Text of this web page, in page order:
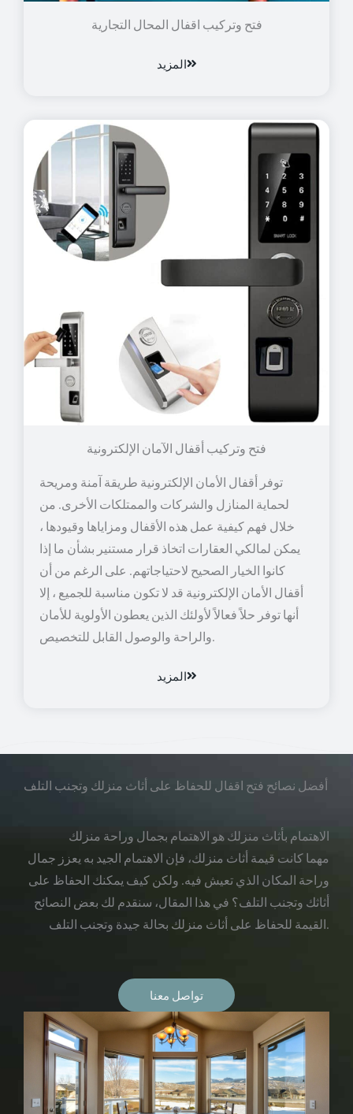
فتح وتركيب اقفال المحال التجارية
المزيد
توفر أقفال الأمان الإلكترونية طريقة آمنة ومريحة
لحماية المنازل والشركات والممتلكات الأخرى. من
خلال فهم كيفية عمل هذه الأقفال ومزاياها وقيودها ،
يمكن لمالكي العقارات اتخاذ قرار مستنير بشأن ما إذا
كانوا الخيار الصحيح لاحتياجاتهم. على الرغم من أن
أقفال الأمان الإلكترونية قد لا تكون مناسبة للجميع ، إلا
أنها توفر حلاً فعالاً لأولئك الذين يعطون الأولوية للأمان
والراحة والوصول القابل للتخصيص.
المزيد
أفضل نصائح فتح اقفال للحفاظ على أثاث منزلك وتجنب التلف
الاهتمام بأثاث منزلك هو الاهتمام بجمال وراحة منزلك
مهما كانت قيمة أثاث منزلك، فإن الاهتمام الجيد به يعزز جمال
وراحة المكان الذي تعيش فيه. ولكن كيف يمكنك الحفاظ على
أثاثك وتجنب التلف؟ في هذا المقال، سنقدم لك بعض النصائح
القيمة للحفاظ على أثاث منزلك بحالة جيدة وتجنب التلف.
تواصل معنا